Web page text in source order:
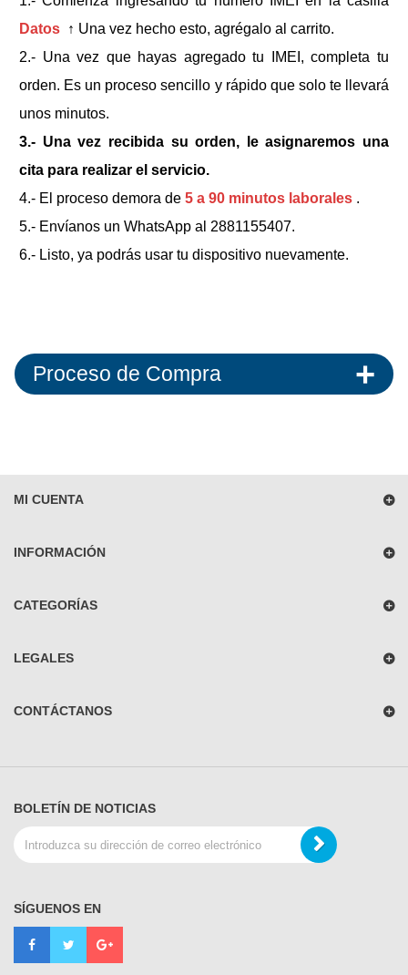
Datos ↑ Una vez hecho esto, agrégalo al carrito.
2.- Una vez que hayas agregado tu IMEI, completa tu
orden. Es un proceso sencillo y rápido que solo te llevará
unos minutos.
3.- Una vez recibida su orden, le asignaremos una
cita para realizar el servicio.
4.- El proceso demora de 5 a 90 minutos laborales .
5.- Envíanos un WhatsApp al 2881155407.
6.- Listo, ya podrás usar tu dispositivo nuevamente.
Proceso de Compra
MI CUENTA
INFORMACIÓN
CATEGORÍAS
LEGALES
CONTÁCTANOS
BOLETÍN DE NOTICIAS
SÍGUENOS EN